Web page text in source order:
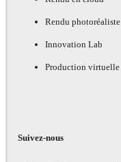
Rendu photoréaliste
Innovation Lab
Production virtuelle
Suivez-nous